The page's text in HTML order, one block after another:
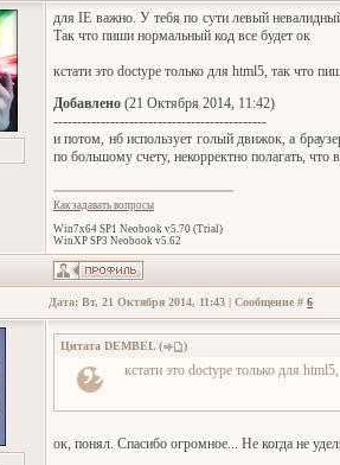
для IE важно. У тебя по сути левый невалидный
Так что пиши нормальный код все будет ок
кстати это doctype только для html5, так что
Добавлено (21 Октября 2014, 11:42)
---------------------------------------------
и потом, нб использует голый движок, а
по большому счету, некорректно полагать, что
Как задавать вопросы
Win7x64 SP1 Neobook v5.70 (Trial)
WinXP SP3 Neobook v5.62
Дата: Вт, 21 Октября 2014, 11:43 | Сообщение # 6
Цитата DEMBEL( )
кстати это doctype только для
ок, понял. Спасибо огромное... Не когда не